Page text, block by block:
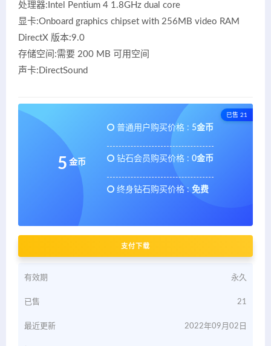
处理器:Intel Pentium 4 1.8GHz dual core
显卡:Onboard graphics chipset with 256MB video RAM
DirectX 版本:9.0
存储空间:需要 200 MB 可用空间
声卡:DirectSound
已售 21
5 金币
普通用户购买价格 : 5金币
钻石会员购买价格 : 0金币
终身钻石购买价格 : 免费
支付下载
有效期 永久
已售 21
最近更新 2022年09月02日